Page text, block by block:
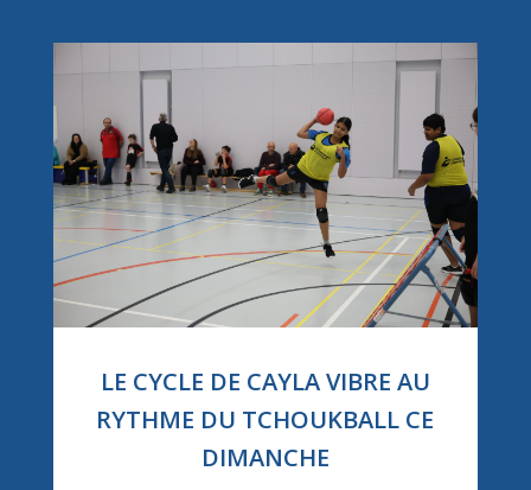
LE CYCLE DE CAYLA VIBRE AU
RYTHME DU TCHOUKBALL CE
DIMANCHE